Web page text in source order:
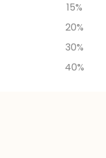
15%
20%
30%
40%